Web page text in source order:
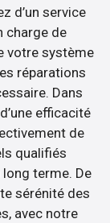
d’un service
charge de
votre système
réparations
Dans
efficacité
de
qualifiés
terme. De
sérénité des
avec notre